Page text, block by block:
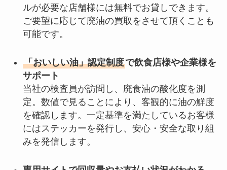
ルが必要な店舗様には無料でお貸しできます。
ご要望に応じて廃油の買取をさせて頂くことも
可能です。
「おいしい油」認定制度で飲食店様や企業様を
サポート
当社の検査員が訪問し、廃食油の酸化度を測
定。数値で見ることにより、客観的に油の鮮度
を確認します。一定基準を満たしているお客様
にはステッカーを発行し、安心・安全な取り組
みを発信します。